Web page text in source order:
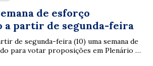
de esforço
a partir de segunda-feira
de segunda-feira (10) uma semana de
para votar proposições em Plenário e